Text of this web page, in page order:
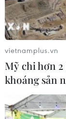
TIN LIÊN
vietnamplus.vn
Mỹ chi hơn 2
khoáng sản